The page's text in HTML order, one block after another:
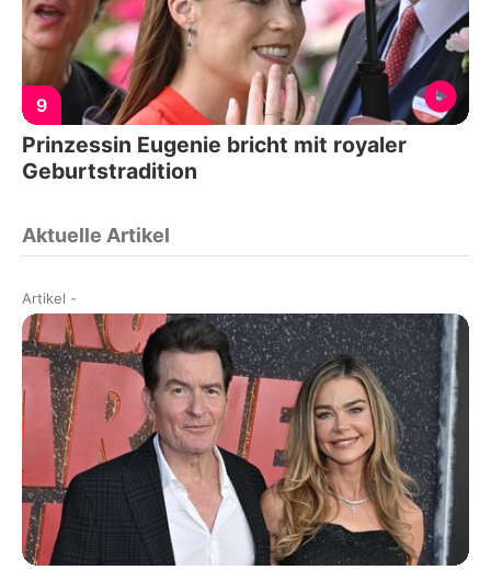
9
Prinzessin Eugenie bricht mit royaler
Geburtstradition
Aktuelle Artikel
Artikel -